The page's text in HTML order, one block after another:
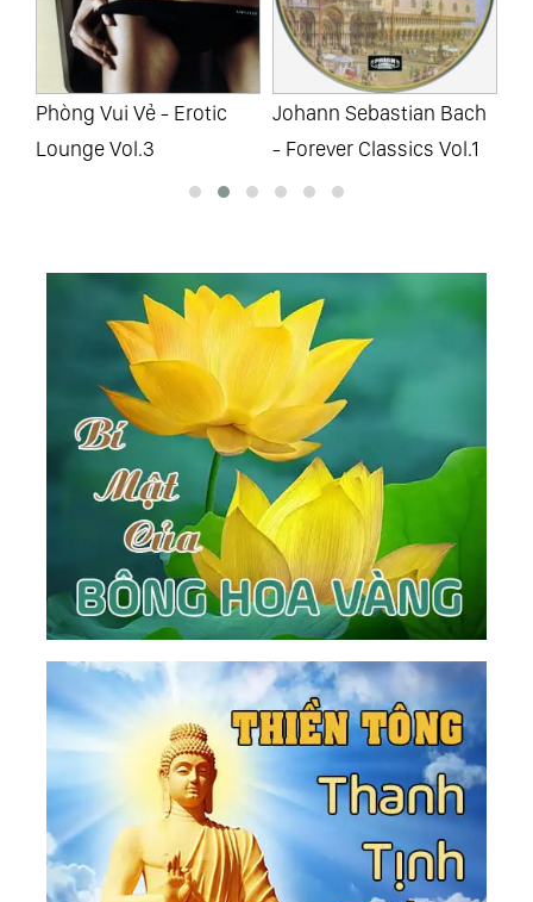
Phòng Vui Vẻ - Erotic
Lounge Vol.3
Johann Sebastian Bach
- Forever Classics Vol.1